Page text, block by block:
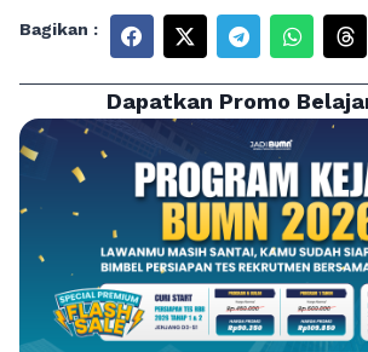
Bagikan :
Dapatkan Promo